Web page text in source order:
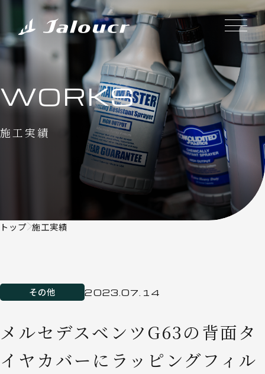
WORKS
施工実績
トップ 施工実績
その他 2023.07.14
メルセデスベンツG63の背面タ
イヤカバーにラッピングフィル